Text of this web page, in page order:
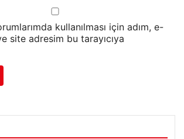
kullanılması için adım, e-
site adresim bu tarayıcıya